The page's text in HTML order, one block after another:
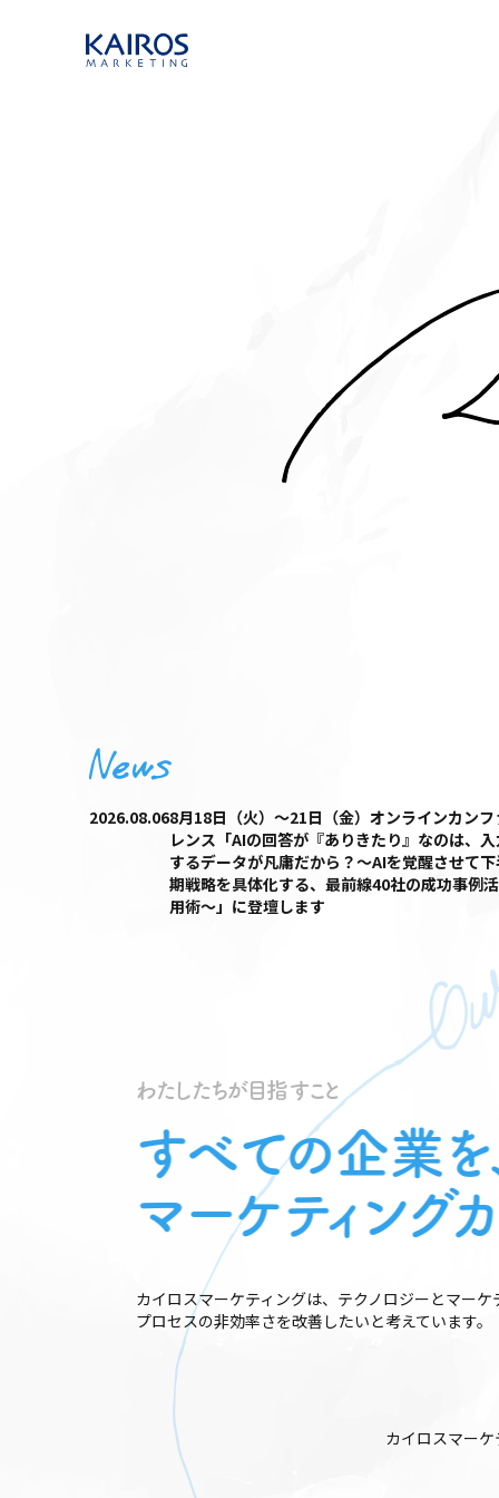
2026.08.068月18日（火）〜21日（金）オンラインカンフ
レンス「AIの回答が『ありきたり』なのは、
するデータが凡庸だから？〜AIを覚醒させて
期戦略を具体化する、最前線40社の成功事例活
用術〜」に登壇します
わた したちが⽬ 指すこと
すべての企業を
マーケティング
カイロスマーケティングは、テクノロジーとマー
プロセスの⾮効率さを改善したいと考えています。
カイロスマー